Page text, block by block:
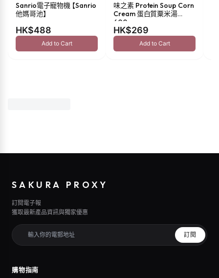
Sanrio電子寵物機 【Sanrio
他媽哥池】
HK$488
Add to Cart
味之素 Protein Soup Corn
Cream 蛋白質粟米湯
600g
HK$269
Add to Cart
SAKURA PROXY
訂閱電子報
獲取最新產品資訊與獨家優惠
訂閱
購物指南